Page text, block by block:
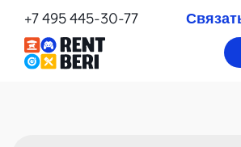
+7 495 445-30-77